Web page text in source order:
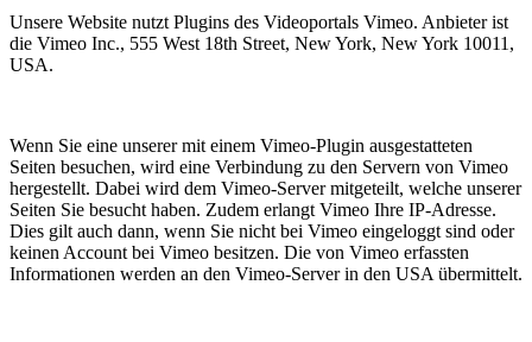
Unsere Website nutzt Plugins des Videoportals Vimeo. Anbieter ist
die Vimeo Inc., 555 West 18th Street, New York, New York 10011,
USA.
Wenn Sie eine unserer mit einem Vimeo-Plugin ausgestatteten
Seiten besuchen, wird eine Verbindung zu den Servern von Vimeo
hergestellt. Dabei wird dem Vimeo-Server mitgeteilt, welche unserer
Seiten Sie besucht haben. Zudem erlangt Vimeo Ihre IP-Adresse.
Dies gilt auch dann, wenn Sie nicht bei Vimeo eingeloggt sind oder
keinen Account bei Vimeo besitzen. Die von Vimeo erfassten
Informationen werden an den Vimeo-Server in den USA übermittelt.